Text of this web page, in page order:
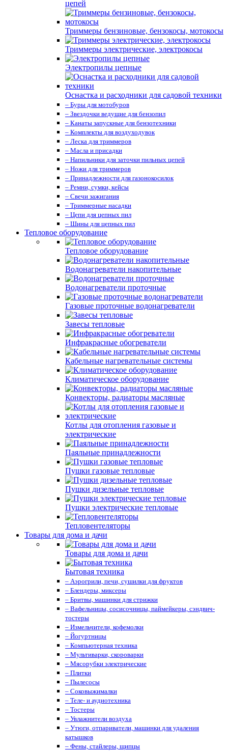
цепей
Триммеры бензиновые, бензокосы, мотокосы
Триммеры электрические, электрокосы
Электропилы цепные
Оснастка и расходники для садовой техники
– Буры для мотобуров
– Звездочки ведущие для бензопил
– Канаты запускные для бензотехники
– Комплекты для воздуходувок
– Леска для триммеров
– Масла и присадки
– Напильники для заточки пильных цепей
– Ножи для триммеров
– Принадлежности для газонокосилок
– Ремни, сумки, кейсы
– Свечи зажигания
– Триммерные насадки
– Цепи для цепных пил
– Шины для цепных пил
Тепловое оборудование
Тепловое оборудование
Водонагреватели накопительные
Водонагреватели проточные
Газовые проточные водонагреватели
Завесы тепловые
Инфракрасные обогреватели
Кабельные нагревательные системы
Климатическое оборудование
Конвекторы, радиаторы масляные
Котлы для отопления газовые и
электрические
Паяльные принадлежности
Пушки газовые тепловые
Пушки дизельные тепловые
Пушки электрические тепловые
Тепловентеляторы
Товары для дома и дачи
Товары для дома и дачи
Бытовая техника
– Аэрогрили, печи, сушилки для фруктов
– Блендеры, миксеры
– Бритвы, машинки для стрижки
– Вафельницы, сосисочницы, паймейкеры, сэндвич-
тостеры
– Измельчители, кофемолки
– Йогуртницы
– Компьютерная техника
– Мультиварки, скороварки
– Мясорубки электрические
– Плитки
– Пылесосы
– Соковыжималки
– Теле- и аудиотехника
– Тостеры
– Увлажнители воздуха
– Утюги, отпариватели, машинки для удаления
катышков
– Фены, стайлеры, щипцы